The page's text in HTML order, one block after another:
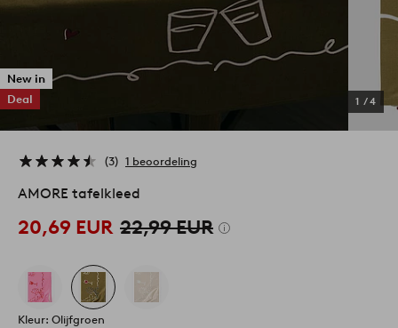
New in
Deal
1 /4
3 1 beoordeling
AMORE tafelkleed
20,69 EUR 22,99 EUR
Kleur: Olijfgroen